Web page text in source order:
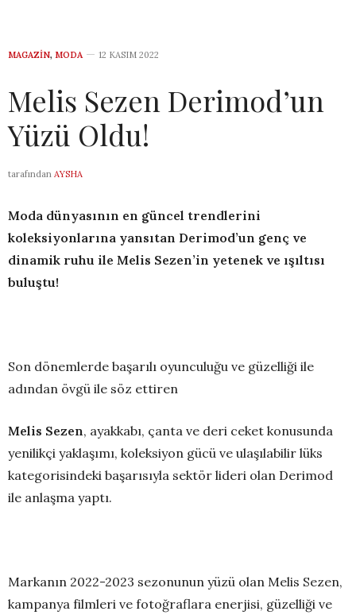
MAGAZIN, MODA 12 KASIM 2022
Melis Sezen Derimod’un
Yüzü Oldu!
tarafından AYSHA
Moda dünyasının en güncel trendlerini
koleksiyonlarına yansıtan Derimod’un genç ve
dinamik ruhu ile Melis Sezen’in yetenek ve ışıltısı
buluştu!
Son dönemlerde başarılı oyunculuğu ve güzelliği ile
adından övgü ile söz ettiren
Melis Sezen, ayakkabı, çanta ve deri ceket konusunda
yenilikçi yaklaşımı, koleksiyon gücü ve ulaşılabilir lüks
kategorisindeki başarısıyla sektör lideri olan Derimod
ile anlaşma yaptı.
Markanın 2022-2023 sezonunun yüzü olan Melis Sezen,
kampanya filmleri ve fotoğraflara enerjisi, güzelliği ve